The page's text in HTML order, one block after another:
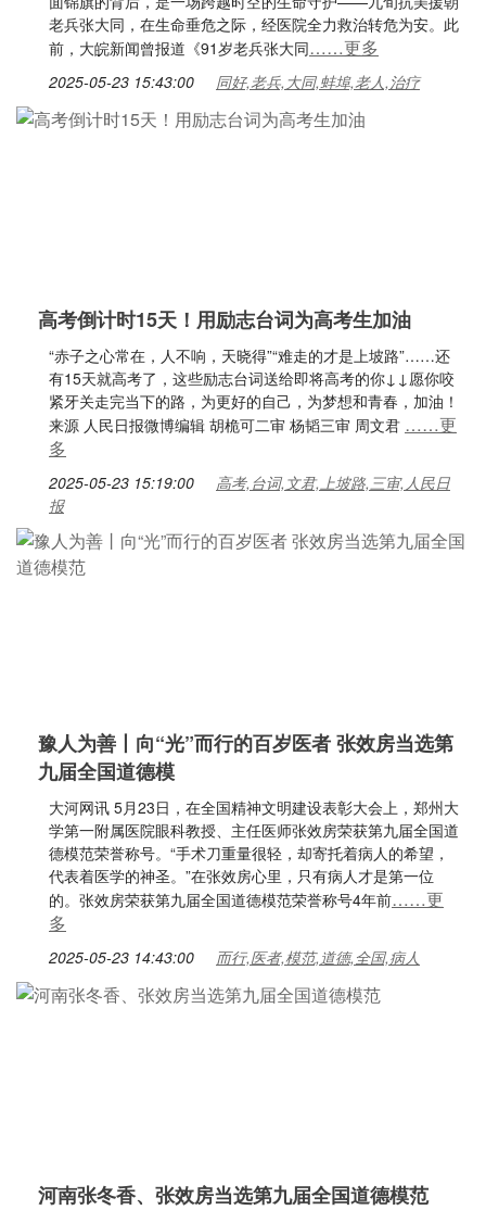
老兵张大同，在生命垂危之际，经医院全力救治转危为安。此
前，大皖新闻曾报道《91岁老兵张大同……更多
2025-05-23 15:43:00 同好,老兵,大同,蚌埠,老人,治疗
高考倒计时15天！用励志台词为高考生加油
“赤子之心常在，人不响，天晓得”“难走的才是上坡路”……还
有15天就高考了，这些励志台词送给即将高考的你↓↓愿你咬
紧牙关走完当下的路，为更好的自己，为梦想和青春，加油！
来源 人民日报微博编辑 胡桅可二审 杨韬三审 周文君 ……更
多
2025-05-23 15:19:00
高考,台词,文君,上坡路,三审,人民日
报
豫人为善丨向“光”而行的百岁医者 张效房当选第
九届全国道德模
大河网讯 5月23日，在全国精神文明建设表彰大会上，郑州大
学第一附属医院眼科教授、主任医师张效房荣获第九届全国道
德模范荣誉称号。“手术刀重量很轻，却寄托着病人的希望，
代表着医学的神圣。”在张效房心里，只有病人才是第一位
的。张效房荣获第九届全国道德模范荣誉称号4年前……更
多
2025-05-23 14:43:00 而行,医者,模范,道德,全国,病人
河南张冬香、张效房当选第九届全国道德模范